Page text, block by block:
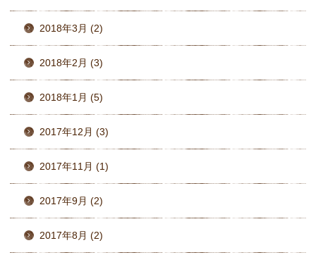
2018年3月 (2)
2018年2月 (3)
2018年1月 (5)
2017年12月 (3)
2017年11月 (1)
2017年9月 (2)
2017年8月 (2)